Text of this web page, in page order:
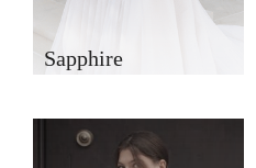
Sapphire